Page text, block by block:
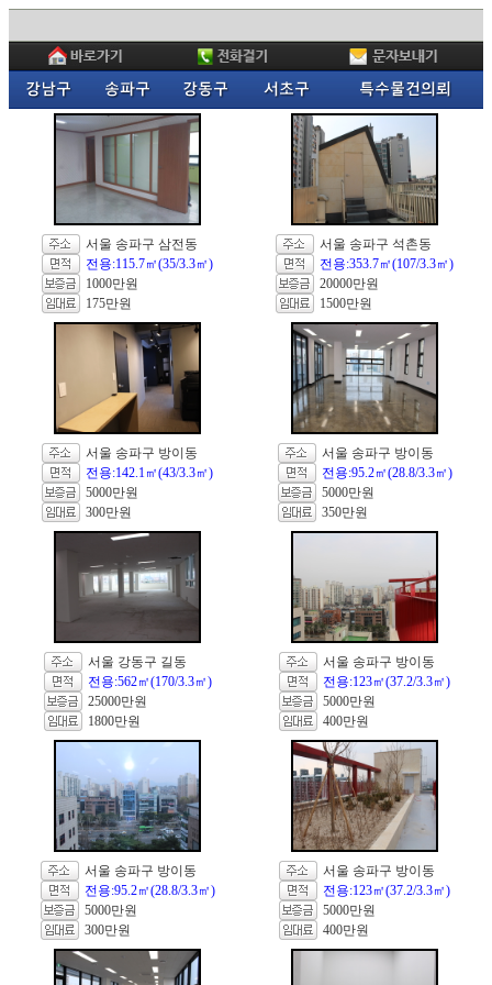
서울 송파구 삼전동
전용:115.7㎡(35/3.3㎡)
1000만원
175만원
서울 송파구 석촌동
전용:353.7㎡(107/3.3㎡)
20000만원
1500만원
서울 송파구 방이동
전용:142.1㎡(43/3.3㎡)
5000만원
300만원
서울 송파구 방이동
전용:95.2㎡(28.8/3.3㎡)
5000만원
350만원
서울 강동구 길동
전용:562㎡(170/3.3㎡)
25000만원
1800만원
서울 송파구 방이동
전용:123㎡(37.2/3.3㎡)
5000만원
400만원
서울 송파구 방이동
전용:95.2㎡(28.8/3.3㎡)
5000만원
300만원
서울 송파구 방이동
전용:123㎡(37.2/3.3㎡)
5000만원
400만원